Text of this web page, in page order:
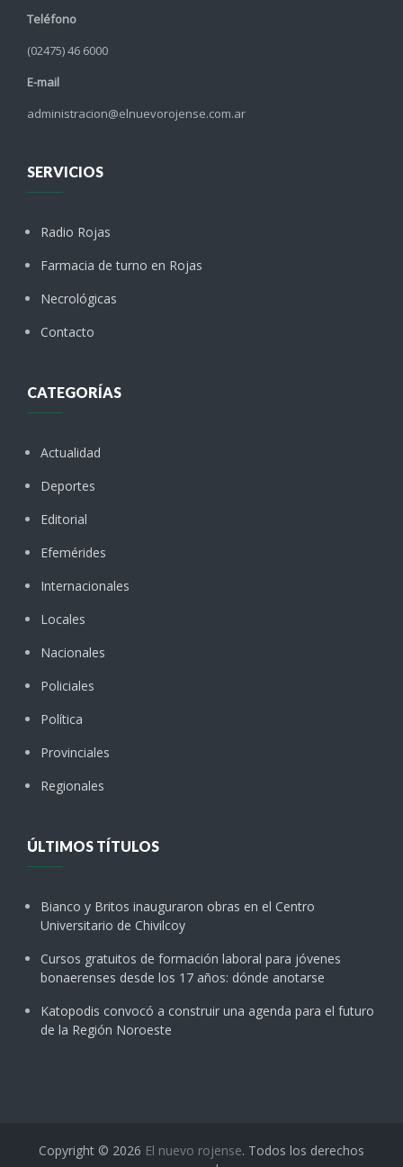
Teléfono
(02475) 46 6000
E-mail
administracion@elnuevorojense.com.ar
SERVICIOS
Radio Rojas
Farmacia de turno en Rojas
Necrológicas
Contacto
CATEGORÍAS
Actualidad
Deportes
Editorial
Efemérides
Internacionales
Locales
Nacionales
Policiales
Política
Provinciales
Regionales
ÚLTIMOS TÍTULOS
Bianco y Britos inauguraron obras en el Centro
Universitario de Chivilcoy
Cursos gratuitos de formación laboral para jóvenes
bonaerenses desde los 17 años: dónde anotarse
Katopodis convocó a construir una agenda para el futuro
de la Región Noroeste
Copyright © 2026 El nuevo rojense. Todos los derechos